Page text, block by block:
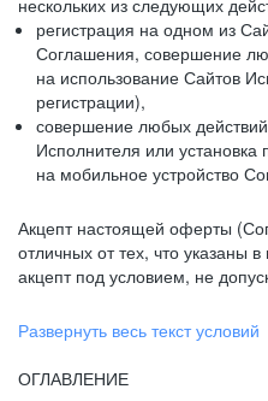
нескольких из следующих
регистрация на одном из
Соглашения, совершение
на использование Сайтов
регистрации),
совершение любых
Исполнителя или
на мобильное устройство
Акцепт настоящей оферты
отличных от тех, что указаны
акцепт под условием, не
Развернуть весь текст условий
ОГЛАВЛЕНИЕ